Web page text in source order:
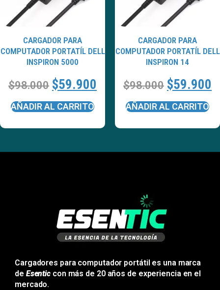
CARGADOR PARA
COMPUTADOR PORTATÍL DELL
INSPIRON 5000
$98.000 $59.900
AÑADIR AL CARRITO
CARGADOR PARA
COMPUTADOR PORTATÍL DELL
INSPIRON 14
$98.000 $59.900
AÑADIR AL CARRITO
Cargadores para computador portátil es una marca
de Esentic con más de 20 años de experiencia en el
mercado.